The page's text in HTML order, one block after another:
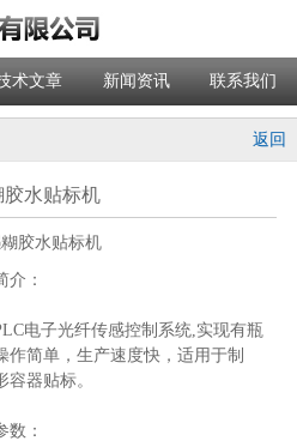
术文章 新闻资讯 联系我们
返回
胶水贴标机
介：
电子光纤传感控制系统,实现有瓶
作简单，生产速度快，适用于制
器贴标。
数：